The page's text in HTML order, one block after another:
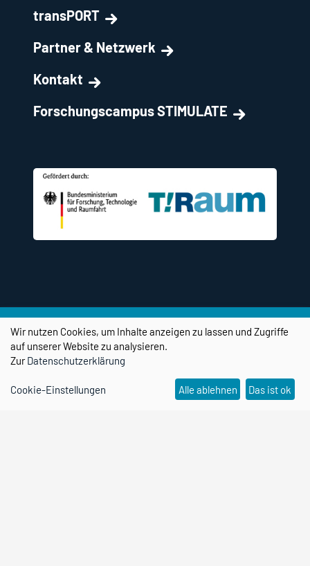
transPORT
Partner & Netzwerk
Kontakt
Forschungscampus STIMULATE
Social Media Kanäle
Wir nutzen Cookies, um Inhalte anzeigen zu lassen und Zugriffe
auf unserer Website zu analysieren.
ZurDatenschutzerklärung
Cookie-Einstellungen Alle ablehnen Das ist ok